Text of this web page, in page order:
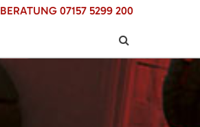
BERATUNG 07157 5299 200